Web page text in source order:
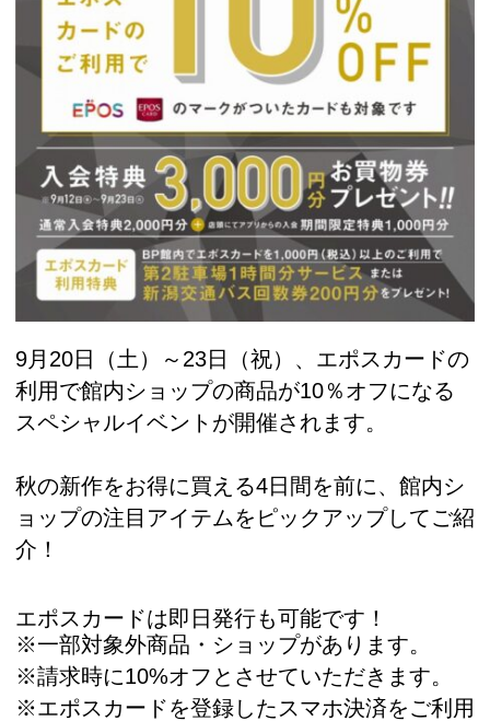
9月20日（土）～23日（祝）、エポスカードの
利用で館内ショップの商品が10％オフになる
スペシャルイベントが開催されます。
秋の新作をお得に買える4日間を前に、館内シ
ョップの注目アイテムをピックアップしてご紹
介！
エポスカードは即日発行も可能です！
※一部対象外商品・ショップがあります。
※請求時に10%オフとさせていただきます。
※エポスカードを登録したスマホ決済をご利用